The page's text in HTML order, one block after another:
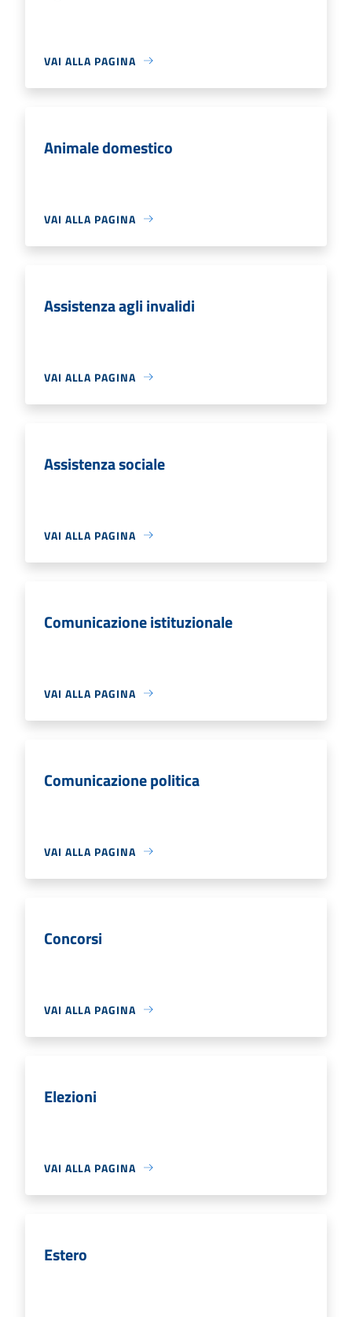
VAI ALLA PAGINA
Animale domestico
VAI ALLA PAGINA
Assistenza agli invalidi
VAI ALLA PAGINA
Assistenza sociale
VAI ALLA PAGINA
Comunicazione istituzionale
VAI ALLA PAGINA
Comunicazione politica
VAI ALLA PAGINA
Concorsi
VAI ALLA PAGINA
Elezioni
VAI ALLA PAGINA
Estero